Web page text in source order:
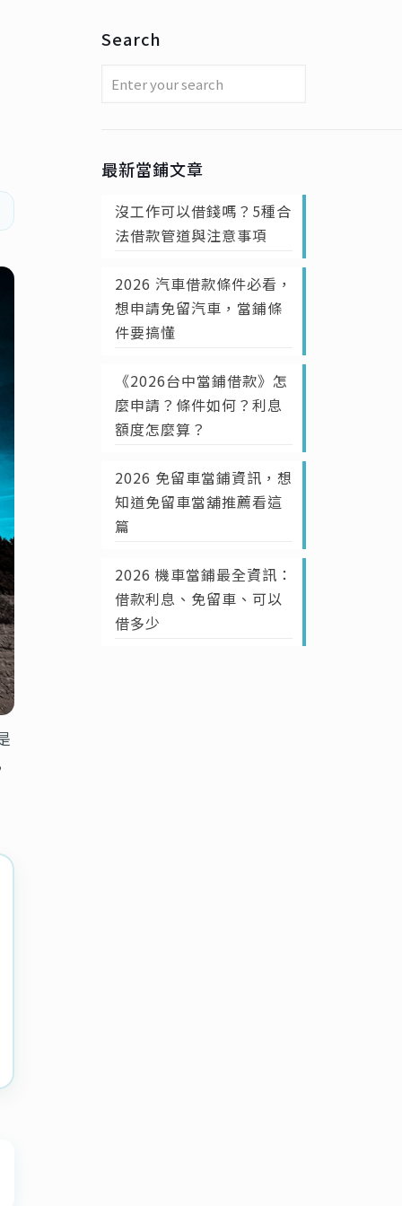
Search
最新當鋪文章
沒工作可以借錢嗎？5種合
法借款管道與注意事項
2026 汽車借款條件必看，
想申請免留汽車，當鋪條
件要搞懂
《2026台中當鋪借款》怎
麼申請？條件如何？利息
額度怎麼算？
2026 免留車當鋪資訊，想
知道免留車當舖推薦看這
篇
2026 機車當鋪最全資訊：
借款利息、免留車、可以
借多少